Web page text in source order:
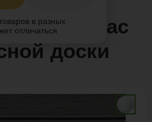
в разных
отличаться
для террас
доски